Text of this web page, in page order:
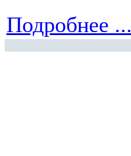
Подробнее ...